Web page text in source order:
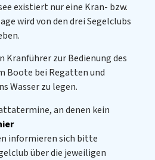
existiert nur eine Kran- bzw.
wird von den drei Segelclubs
Kranführer zur Bedienung des
Boote bei Regatten und
Wasser zu legen.
an denen kein
informieren sich bitte
über die jeweiligen